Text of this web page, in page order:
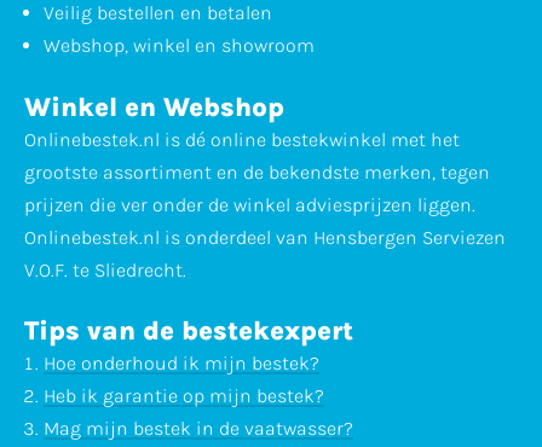
Veilig bestellen en betalen
Webshop, winkel en showroom
Winkel en Webshop
Onlinebestek.nl is dé online bestekwinkel met het
grootste assortiment en de bekendste merken, tegen
prijzen die ver onder de winkel adviesprijzen liggen.
Onlinebestek.nl is onderdeel van Hensbergen Serviezen
V.O.F. te Sliedrecht.
Tips van de bestekexpert
Hoe onderhoud ik mijn bestek?
Heb ik garantie op mijn bestek?
Mag mijn bestek in de vaatwasser?